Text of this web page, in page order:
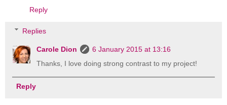
Reply
Replies
Carole Dion
6 January 2015 at 13:16
Thanks, I love doing strong contrast to my project!
Reply